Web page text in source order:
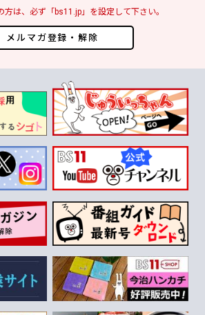
メルマガ登録・解除
は、必ず「bs11.jp」を設定して下さい。